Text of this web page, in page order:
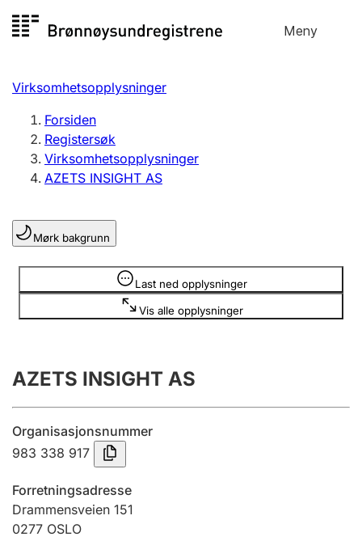
til
Meny
Registersøk
Aksjeselskap
Enkeltpersonforetak
Registrere, endre, slette
Lag og forening
Registrere, endre, slette
Årsregnskap
Innsending og forsinkelsesgebyr
Tinglysing
Jeger
Virksomhetsopplysninger
Forsiden
Registersøk
Virksomhetsopplysninger
AZETS INSIGHT AS
Mørk bakgrunn
Last ned opplysninger
Vis alle opplysninger
Opplysninger er skjult
AZETS INSIGHT AS
Organisasjonsnummer
983 338 917
Forretningsadresse
Drammensveien 151
0277 OSLO